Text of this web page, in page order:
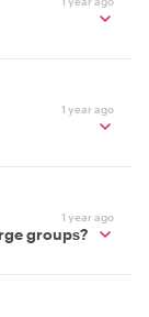
1 year ago
1 year ago
groups?